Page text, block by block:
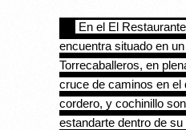
En el El
encuentra situado en
Torrecaballeros, en
cruce de caminos en el
cordero, y cochinillo
estandarte dentro de